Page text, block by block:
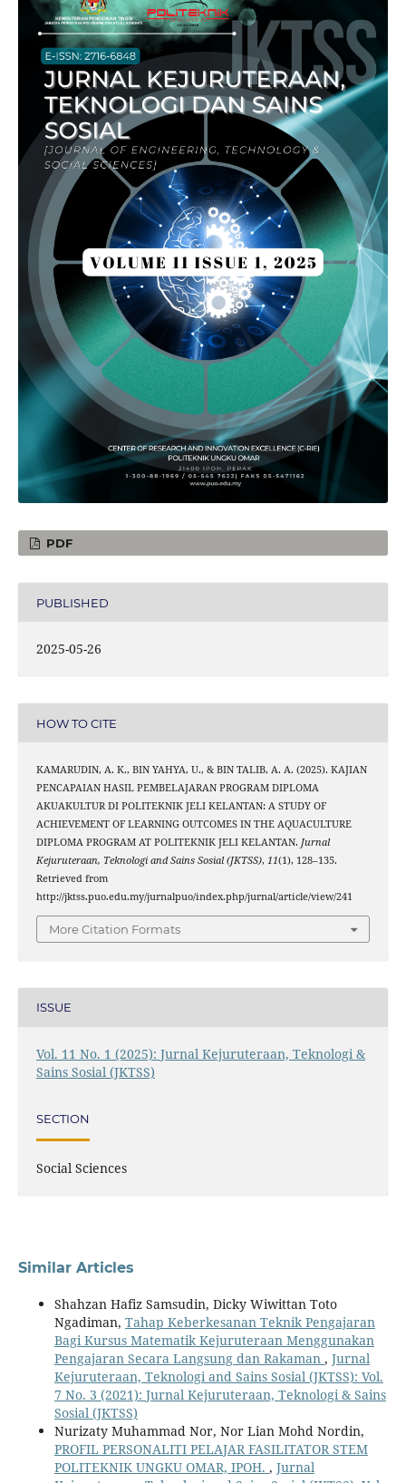
PDF
PUBLISHED
2025-05-26
HOW TO CITE
KAMARUDIN, A. K., BIN YAHYA, U., & BIN TALIB, A. A. (2025). KAJIAN
PENCAPAIAN HASIL PEMBELAJARAN PROGRAM DIPLOMA
AKUAKULTUR DI POLITEKNIK JELI KELANTAN: A STUDY OF
ACHIEVEMENT OF LEARNING OUTCOMES IN THE AQUACULTURE
DIPLOMA PROGRAM AT POLITEKNIK JELI KELANTAN. Jurnal
Kejuruteraan, Teknologi and Sains Sosial (JKTSS), 11(1), 128–135.
Retrieved from
http://jktss.puo.edu.my/jurnalpuo/index.php/jurnal/article/view/241
More Citation Formats
ISSUE
Vol. 11 No. 1 (2025): Jurnal Kejuruteraan, Teknologi &
Sains Sosial (JKTSS)
SECTION
Social Sciences
Similar Articles
Shahzan Hafiz Samsudin, Dicky Wiwittan Toto
Ngadiman, Tahap Keberkesanan Teknik Pengajaran
Bagi Kursus Matematik Kejuruteraan Menggunakan
Pengajaran Secara Langsung dan Rakaman , Jurnal
Kejuruteraan, Teknologi and Sains Sosial (JKTSS): Vol.
7 No. 3 (2021): Jurnal Kejuruteraan, Teknologi & Sains
Sosial (JKTSS)
Nurizaty Muhammad Nor, Nor Lian Mohd Nordin,
PROFIL PERSONALITI PELAJAR FASILITATOR STEM
POLITEKNIK UNGKU OMAR, IPOH. , Jurnal